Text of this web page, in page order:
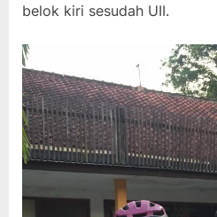
belok kiri sesudah UII.